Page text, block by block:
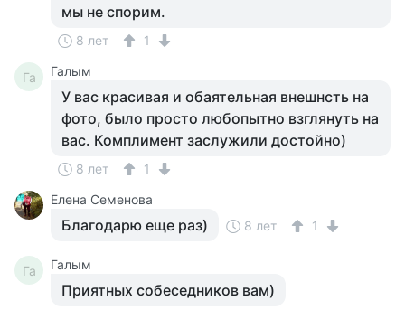
мы не спорим.
8 лет 1
Га Галым
У вас красивая и обаятельная внешнсть на
фото, было просто любопытно взглянуть на
вас. Комплимент заслужили достойно)
8 лет
1
Елена Семенова
Благодарю еще раз) 8 лет 1
Га Галым
Приятных собеседников вам)